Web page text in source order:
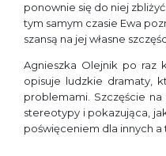
ponownie się do niej
tym samym czasie Ewa
szansą na jej własne
Agnieszka Olejnik po raz
opisuje ludzkie dramaty,
problemami. Szczęście
stereotypy i pokazująca,
poświęceniem dla innych